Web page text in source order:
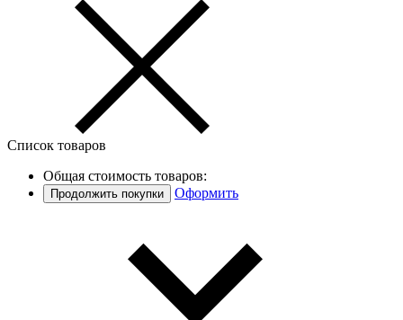
Список товаров
Общая стоимость товаров:
Продолжить покупки Оформить